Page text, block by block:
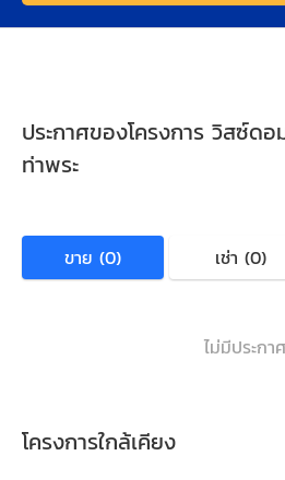
ประกาศของโครงการ วิสซ์ด
ท่าพระ
ขาย (0) เช่า (0)
ไม่มีประกาศ
โครงการใกล้เคียง